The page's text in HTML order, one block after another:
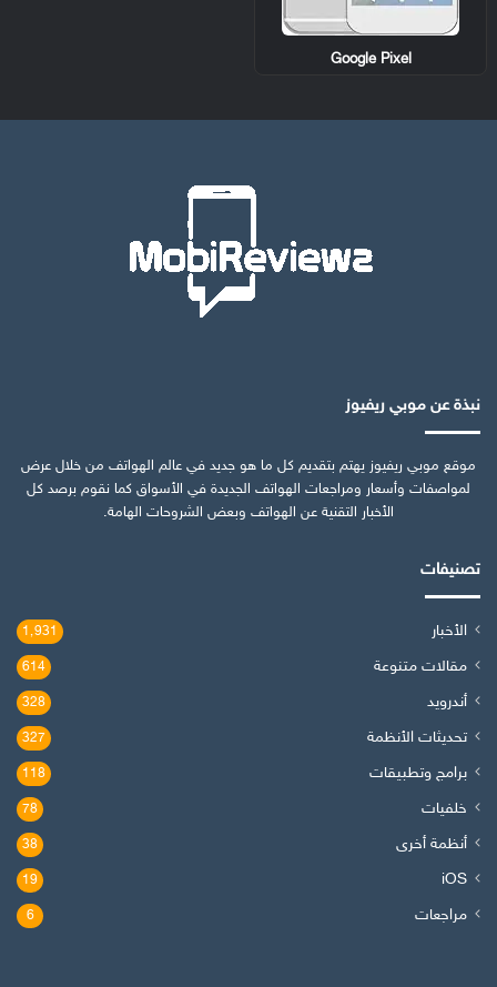
Google Pixel
نبذة عن موبي ريفيوز
موقع موبي ريفيوز يهتم بتقديم كل ما هو جديد في عالم الهواتف من خلال عرض
لمواصفات وأسعار ومراجعات الهواتف الجديدة في الأسواق كما نقوم برصد كل
الأخبار التقنية عن الهواتف وبعض الشروحات الهامة.
تصنيفات
الأخبار 1٬931
مقالات متنوعة 614
أندرويد 328
تحديثات الأنظمة 327
برامج وتطبيقات 118
خلفيات 78
أنظمة أخرى 38
iOS
19
مراجعات 6